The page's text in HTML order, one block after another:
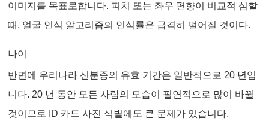
이미지를 목표로합니다. 피치 또는 좌우 편향이 비교적 심할
때, 얼굴 인식 알고리즘의 인식률은 급격히 떨어질 것이다.
나이
반면에 우리나라 신분증의 유효 기간은 일반적으로 20 년입
니다. 20 년 동안 모든 사람의 모습이 필연적으로 많이 바뀔
것이므로 ID 카드 사진 식별에도 큰 문제가 있습니다.